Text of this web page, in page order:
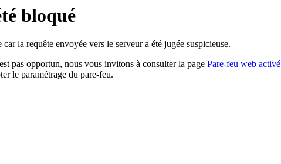
bloqué
la requête envoyée vers le serveur a été jugée suspicieuse.
pas opportun, nous vous invitons à consulter la page Pare-feu web activé
le paramétrage du pare-feu.